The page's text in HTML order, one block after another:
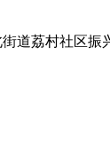
道荔村社区振